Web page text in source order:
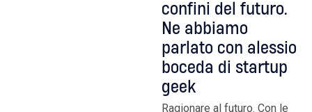
confini del futuro.
Ne abbiamo
parlato con alessio
boceda di startup
geek
Ragionare al futuro. Con le